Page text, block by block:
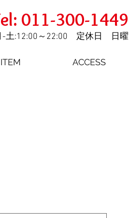
011-300-1449
-土:12:00～22:00 定休日 日曜
ITEM ACCESS